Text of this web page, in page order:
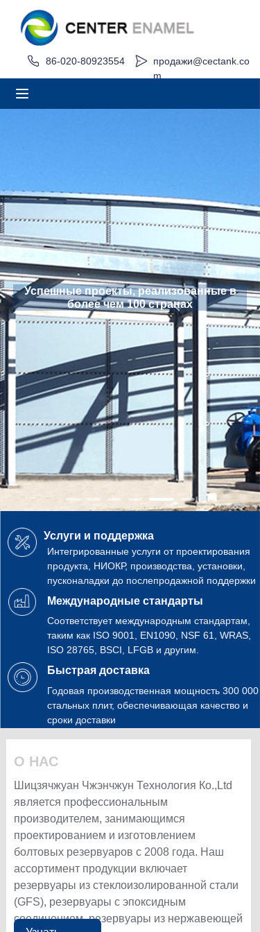
86-020-80923554
продажи@cectank.co
m
Успешные проекты, реализованные в
более чем 100 странах
Услуги и поддержка
Международные стандарты
Годовая производственная мощность 300 000
стальных плит, обеспечивающая качество и
сроки доставки
Соответствует международным стандартам,
таким как ISO 9001, EN1090, NSF 61, WRAS,
ISO 28765, BSCI, LFGB и другим.
Интегрированные услуги от проектирования
продукта, НИОКР, производства, установки,
пусконаладки до послепродажной поддержки
Быстрая доставка
О НАС
Шицзячжуан Чжэнчжун Технология Ко.,Ltd
является профессиональным
производителем, занимающимся
проектированием и изготовлением
болтовых резервуаров с 2008 года. Наш
ассортимент продукции включает
резервуары из стеклоизолированной стали
(GFS), резервуары с эпоксидным
соединением, резервуары из нержавеющей
Дом
О
Проект Кейс
Запросить расценки
Новости
Контакт